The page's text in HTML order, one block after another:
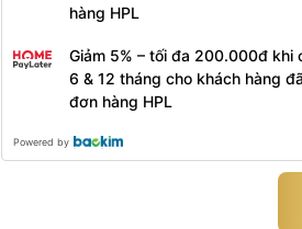
hàng HPL
Giảm 5% – tối đa 200.000đ khi
6 & 12 tháng cho khách hàng
đơn hàng HPL
Powered by